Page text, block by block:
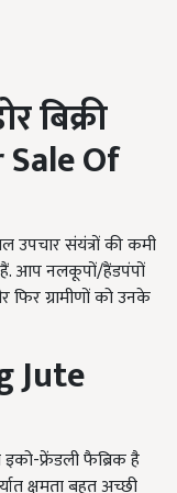
बिक्री
Of
उपचार संयंत्रों की कमी
आप नलकूपों/हैंडपंपों
ग्रामीणों को उनके
Jute
फ्रेंडली फैब्रिक है